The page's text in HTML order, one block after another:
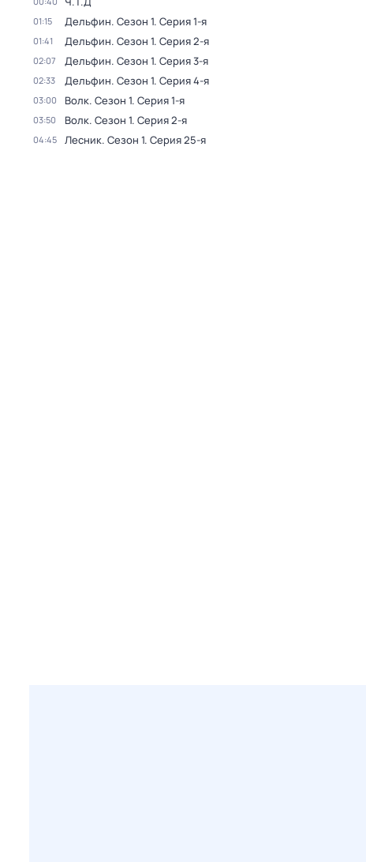
01:15 Дельфин. Сезон 1. Серия 1-я
01:41 Дельфин. Сезон 1. Серия 2-я
02:07 Дельфин. Сезон 1. Серия 3-я
02:33 Дельфин. Сезон 1. Серия 4-я
03:00 Волк. Сезон 1. Серия 1-я
03:50 Волк. Сезон 1. Серия 2-я
04:45 Лесник. Сезон 1. Серия 25-я